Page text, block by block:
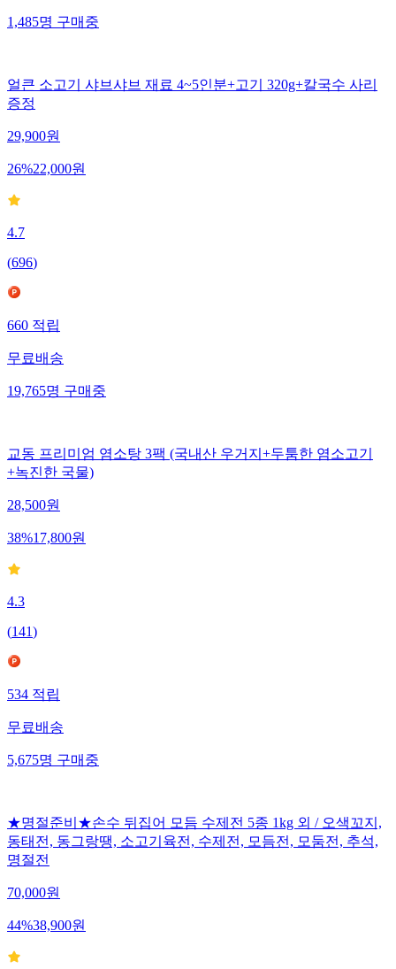
1,485명 구매중
얼큰 소고기 샤브샤브 재료 4~5인분+고기 320g+칼국수 사리
증정
29,900원
26%22,000원
4.7
(696)
660 적립
무료배송
19,765명 구매중
교동 프리미엄 염소탕 3팩 (국내산 우거지+두툼한 염소고기
+녹진한 국물)
28,500원
38%17,800원
4.3
(141)
534적립
무료배송
5,675명구매중
★명절준비★손수 뒤집어 모듬 수제전 5종 1kg 외 / 오색꼬지,
동태전, 동그랑땡, 소고기육전, 수제전, 모듬전, 모둠전, 추석,
명절전
70,000원
44%38,900원